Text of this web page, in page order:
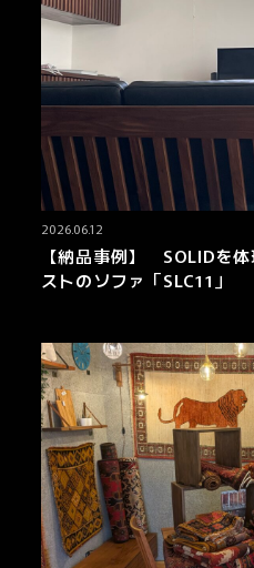
2026.06.12
【納品事例】 SOLIDを
ストのソファ「SLC11」